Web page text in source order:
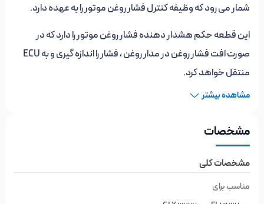
شمار می رود که وظیفه کنترل فشار روغن موتور را به عهده دارد.
این قطعه حکم هشدار دهنده فشار روغن موتور را دارد که در
صورت افت فشار روغن در مدار روغن ، فشار را اندازه گیری و به ECU
منتقل خواهد کرد.
در چنین شرایطی چراغ هشدار روغن پشت آمپر روشن خواهد شد.
نکته مهم:
323 به دو نکته دقت کنید:
ابتدا سلامت سنسور فشار روغن را چک کنید و در صورت نیاز نسبت
مشاهده بیشتر
مشخصات
مشخصات کلی
مناسب برای